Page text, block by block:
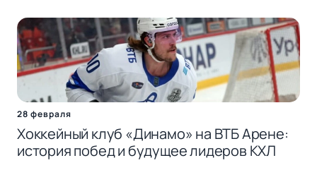
28 февраля
Хоккейный клуб «Динамо» на ВТБ Арене:
история побед и будущее лидеров КХЛ